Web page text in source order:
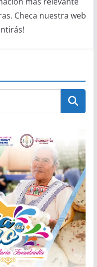
Checa nuestra web